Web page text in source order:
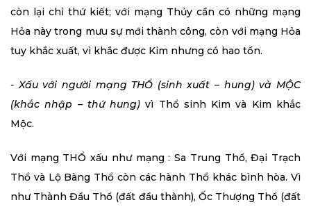
còn lại chỉ thứ kiết; với mạng Thủy cần có những mạng
Hỏa này trong mưu sự mới thành công, còn với mạng Hỏa
tuy khắc xuất, vì khắc được Kim nhưng có hao tổn.
- Xấu với người mạng THỔ (sinh xuất – hung) và MỘC
(khắc nhập – thứ hung) vì Thổ sinh Kim và Kim khắc
Mộc.
Với mạng THỔ xấu như mạng : Sa Trung Thổ, Đại Trạch
Thổ và Lộ Bàng Thổ còn các hành Thổ khác bình hòa. Vì
như Thành Đầu Thổ (đất đầu thành), Ốc Thượng Thổ (đất